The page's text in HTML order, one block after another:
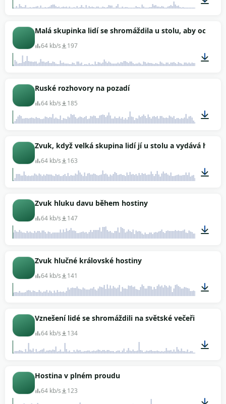
01:04
Malá skupinka lidí se shromáždila u stolu, aby
64 kb/s 197
Ruské rozhovory na pozadí
64 kb/s 185
03:00
Zvuk, když velká skupina lidí jí u stolu a vydává hluk
64 kb/s 163
Zvuk hluku davu během hostiny
64 kb/s 147
Zvuk hlučné královské hostiny
64 kb/s 141
03:37
Vznešení lidé se shromáždili na světské večeři
64 kb/s 134
Hostina v plném proudu
64 kb/s 123